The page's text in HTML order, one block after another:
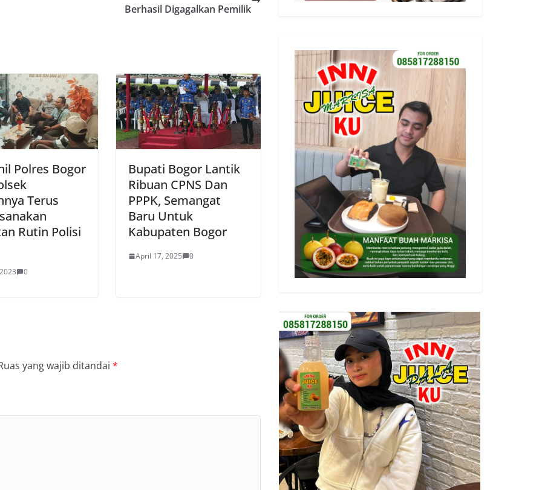
Berhasil Digagalkan Pemilik
Polres Bogor
Terus
Rutin Polisi
0
Bupati Bogor Lantik
Ribuan CPNS Dan
PPPK, Semangat
Baru Untuk
Kabupaten Bogor
April 17, 2025 0
yang wajib ditandai *